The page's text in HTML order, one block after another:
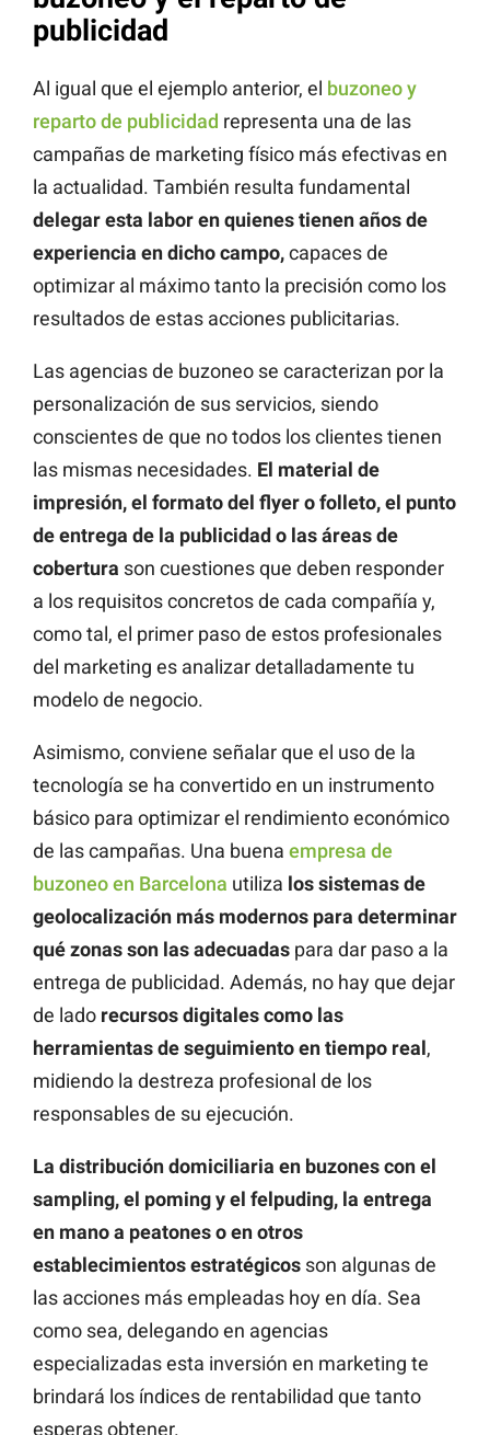
publicidad
Al igual que el ejemplo anterior, el buzoneo y
reparto de publicidad representa una de las
campañas de marketing físico más efectivas en
la actualidad. También resulta fundamental
delegar esta labor en quienes tienen años de
experiencia en dicho campo,capaces de
optimizar al máximo tanto la precisión como los
resultados de estas acciones publicitarias.
Las agencias de buzoneo se caracterizan por la
personalización de sus servicios, siendo
conscientes de que no todos los clientes tienen
las mismas necesidades. El material de
impresión, el formato del flyer o folleto, el punto
de entrega de la publicidad o las áreas de
cobertura son cuestiones que deben responder
a los requisitos concretos de cada compañía y,
como tal, el primer paso de estos profesionales
del marketing es analizar detalladamente tu
modelo de negocio.
Asimismo, conviene señalar que el uso de la
tecnología se ha convertido en un instrumento
básico para optimizar el rendimiento económico
de las campañas. Una buena empresa de
buzoneo en Barcelona utiliza los sistemas de
geolocalización más modernos para determinar
qué zonas son las adecuadas para dar paso a la
entrega de publicidad. Además, no hay que dejar
de lado recursos digitales como las
herramientas de seguimiento en tiempo real,
midiendo la destreza profesional de los
responsables de su ejecución.
La distribución domiciliaria en buzones con el
sampling, el poming y el felpuding, la entrega
en mano a peatones o en otros
establecimientos estratégicos son algunas de
las acciones más empleadas hoy en día. Sea
como sea, delegando en agencias
especializadas esta inversión en marketing te
brindará los índices de rentabilidad que tanto
esperas obtener.